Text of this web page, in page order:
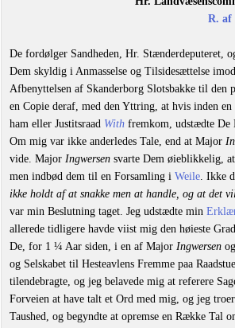
R. af
De fordølger Sandheden, Hr. Stænderdeputeret,
Dem skyldig i Anmasselse og Tilsidesættelse
Afbenyttelsen af Skanderborg Slotsbakke til den
en Copie deraf, med den Yttring, at hvis inden
ham eller Justitsraad With fremkom, udstædte De
Om mig var ikke anderledes Tale, end at Major
vide. Major Ingwersen svarte Dem øieblikkelig,
men indbød dem til en Forsamling i Weile. Ikke
ikke holdt af at snakke men at handle, og at det
var min Beslutning taget. Jeg udstædte min
allerede tidligere havde viist mig den høieste
De, for 1 ¼ Aar siden, i en af Major Ingwersen
og Selskabet til Hesteavlens Fremme paa
tilendebragte, og jeg belavede mig at referere
Forveien at have talt et Ord med mig, og jeg
Taushed, og begyndte at opremse en Række Tal